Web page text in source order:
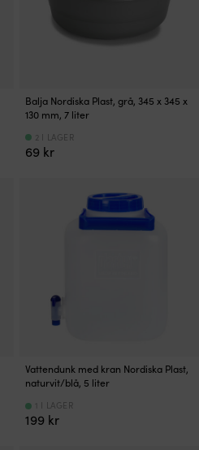
Balja Nordiska Plast, grå, 345 x 345 x
130 mm, 7 liter
69 kr
2 I LAGER
Vattendunk med kran Nordiska Plast,
naturvit/blå, 5 liter
199 kr
1 I LAGER